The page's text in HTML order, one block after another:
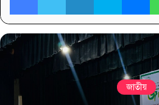
জাতীয়